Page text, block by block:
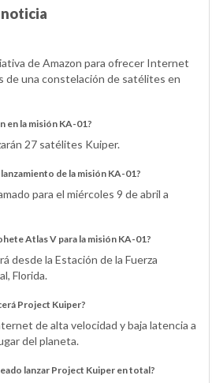
de Amazon para ofrecer Internet
de una constelación de satélites en
en la misión KA-01?
27 satélites Kuiper.
de la misión KA-01?
para el miércoles 9 de abril a
Atlas V para la misión KA-01?
desde la Estación de la Fuerza
Florida.
Project Kuiper?
de alta velocidad y baja latencia a
del planeta.
lanzar Project Kuiper en total?